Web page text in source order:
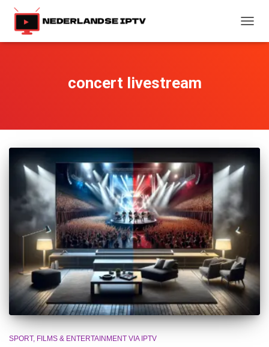
concert livestream
SPORT, FILMS & ENTERTAINMENT VIA IPTV